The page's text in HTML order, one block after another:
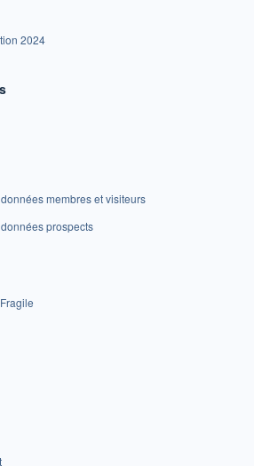
2024
membres et visiteurs
prospects